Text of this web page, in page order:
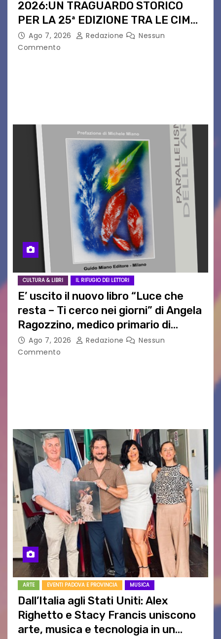
2026:UN TRAGUARDO STORICO
PER LA 25ª EDIZIONE TRA LE CIME
PATRIMONIO UNESCO
Ago 7, 2026 Redazione
Nessun
Commento
CULTURA & LIBRI IL RIFUGIO DEI LETTORI
E’ uscito il nuovo libro “Luce che
resta – Ti cerco nei giorni” di Angela
Ragozzino, medico primario di
Capua
Ago 7, 2026 Redazione
Nessun
Commento
ARTE EVENTI PADOVA E PROVINCIA MUSICA
Dall’Italia agli Stati Uniti: Alex
Righetto e Stacy Francis uniscono
arte, musica e tecnologia in un